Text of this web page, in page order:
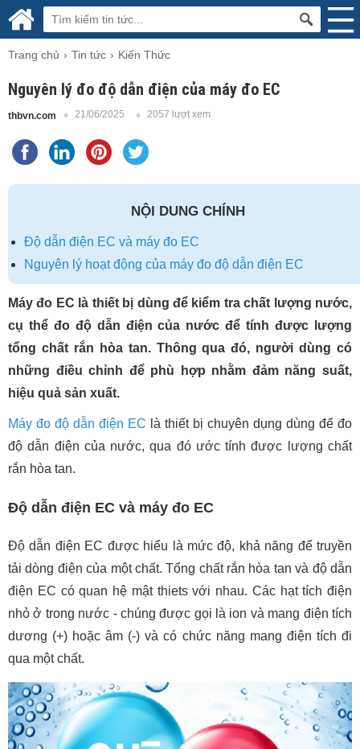
Trang chủ Tin tức Kiến Thức
Nguyên lý đo độ dẫn điện của máy đo EC
thbvn.com 21/06/2025 2057 lượt xem
NỘI DUNG CHÍNH
Độ dẫn điện EC và máy đo EC
Nguyên lý hoạt động của máy đo độ dẫn điện EC
Máy đo EC là thiết bị dùng để kiểm tra chất lượng nước,
cụ thể đo độ dẫn điện của nước để tính được lượng
tổng chất rắn hòa tan. Thông qua đó, người dùng có
những điều chỉnh để phù hợp nhằm đảm năng suất,
hiệu quả sản xuất.
Máy đo độ dẫn điện EC là thiết bị chuyên dụng dùng để đo
độ dẫn điện của nước, qua đó ước tính được lượng chất
rắn hòa tan.
Độ dẫn điện EC và máy đo EC
Độ dẫn điện EC được hiểu là mức độ, khả năng để truyền
tải dòng điện của một chất. Tổng chất rắn hòa tan và độ dẫn
điện EC có quan hệ mật thiets với nhau. Các hạt tích điện
nhỏ ở trong nước - chúng được gọi là ion và mang điện tích
dương (+) hoặc âm (-) và có chức năng mang điện tích đi
qua một chất.